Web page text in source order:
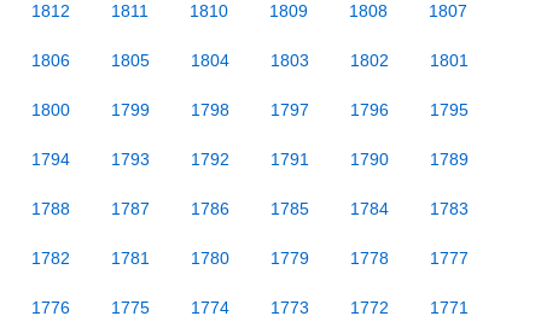
1812 1811 1810 1809 1808 1807
1806 1805 1804 1803 1802 1801
1800 1799 1798 1797 1796 1795
1794 1793 1792 1791 1790 1789
1788 1787 1786 1785 1784 1783
1782 1781 1780 1779 1778 1777
1776 1775 1774 1773 1772 1771